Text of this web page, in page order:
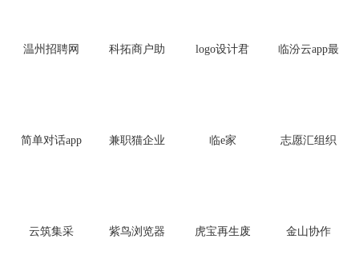
温州招聘网
科拓商户助
logo设计君
临汾云app最
简单对话app
兼职猫企业
临e家
志愿汇组织
云筑集采 紫鸟浏览器
虎宝再生废
金山协作